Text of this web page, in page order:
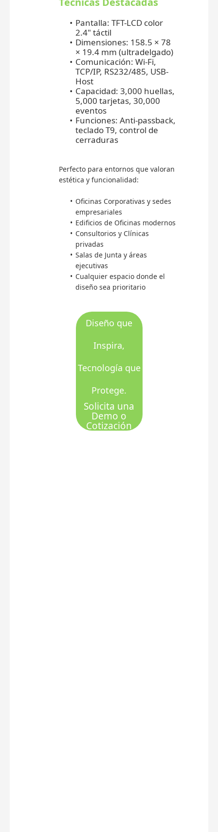
Pantalla: TFT-LCD color
2.4" táctil
Dimensiones: 158.5 × 78
× 19.4 mm (ultradelgado)
Comunicación: Wi-Fi,
TCP/IP, RS232/485, USB-
Host
Capacidad: 3,000 huellas,
5,000 tarjetas, 30,000
eventos
Funciones: Anti-passback,
teclado T9, control de
cerraduras
Perfecto para entornos que valoran
estética y funcionalidad:
Oficinas Corporativas y sedes
empresariales
Edificios de Oficinas modernos
Consultorios y Clínicas
privadas
Salas de Junta y áreas
ejecutivas
Cualquier espacio donde el
diseño sea prioritario
Diseño que
Inspira,
Tecnología que
Protege.
Solicita una
Demo o
Cotización